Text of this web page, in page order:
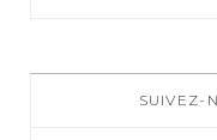
SUIVEZ-